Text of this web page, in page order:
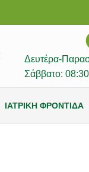
Δευτέρα-
Σάββατο:
ΙΑΤΡΙΚΗ ΦΡΟΝΤΙΔΑ